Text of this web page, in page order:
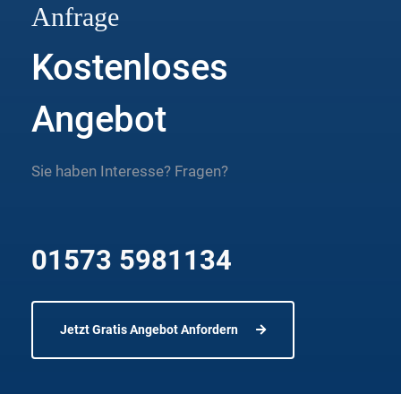
Anfrage
Kostenloses
Angebot
Sie haben Interesse? Fragen?
01573 5981134
Jetzt Gratis Angebot Anfordern